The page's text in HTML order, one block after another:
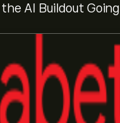
the AI Buildout Going